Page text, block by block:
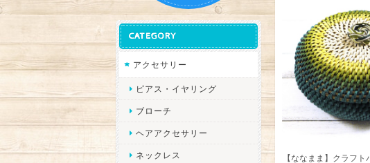
【ななまま】クラフ
CATEGORY
アクセサリー
ピアス・イヤリング
ブローチ
ヘアアクセサリー
ネックレス